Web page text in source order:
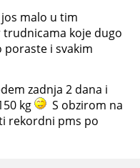
malo u tim
koje dugo
i svakim
zadnja 2 dana i
kg
S obzirom na
rekordni pms po